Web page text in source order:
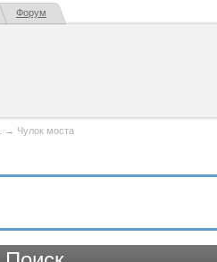
Форум
→ Чулок моста